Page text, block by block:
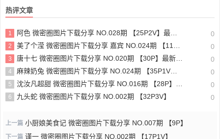
热评文章
1 阿色 微密圈图片下载分享 NO.028期 【25P2V】最新至：2024.6.13 0
2 美了个滢 微密圈图片下载分享 嘉宾 NO.024期 【11P】最新至：2023.6.26 0
3 唐十七 微密圈图片下载分享 NO.020期 【30P】最新至：2024.6.19 0
4 麻辣奶兔 微密圈图片下载分享 NO.024期 【35P1V】最新至：2023.6.29 0
5 沈汝凡超甜 微密圈图片下载分享 NO.016期 【28P】最新至：2024.6.29 0
6 九头蛇 微密圈图片下载分享 NO.002期 【32P3V】 0
上一篇 小厨娘美食记 微密圈图片下载分享 NO.007期 【9P】
下一篇 谨一 微密圈图片下载分享 NO.002期 【17P1V】